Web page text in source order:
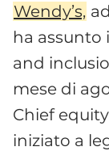
Wendy’s,
ha assunto
and
mese di
Chief
iniziato a